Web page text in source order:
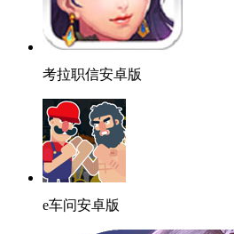
考拉职信安卓版
e车问安卓版